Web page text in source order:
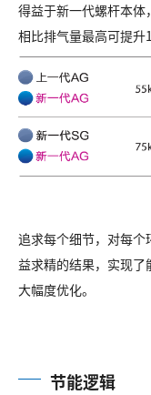
得益于新一代螺杆本体
相比排气量最高可提升
追求每个细节，对每个
益求精的结果，实现了
大幅度优化。
节能逻辑